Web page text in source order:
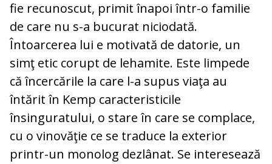
fie recunoscut, primit înapoi într-o familie
de care nu s-a bucurat niciodată.
Întoarcerea lui e motivată de datorie, un
simţ etic corupt de lehamite. Este limpede
că încercările la care l-a supus viaţa au
întărit în Kemp caracteristicile
însinguratului, o stare în care se complace,
cu o vinovăţie ce se traduce la exterior
printr-un monolog dezlânat. Se interesează